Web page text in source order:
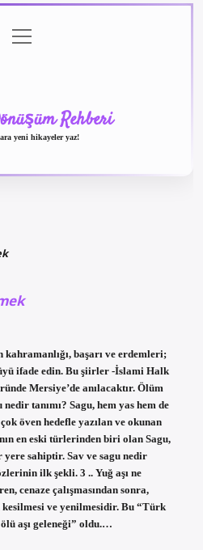
menüyü
aç
Rehberi
yeni hikayeler yaz!
başarı ve erdemleri;
ifade edin. Bu şiirler -İslami Halk
Mersiye’de anılacaktır. Ölüm
tanımı? Sagu, hem yas hem de
öven hedefle yazılan ve okunan
en eski türlerinden biri olan Sagu,
sahiptir. Sav ve sagu nedir
ilk şekli. 3 .. Yuğ aşı ne
cenaze çalışmasından sonra,
kesilmesi ve yenilmesidir. Bu “Türk
aşı geleneği” oldu.…